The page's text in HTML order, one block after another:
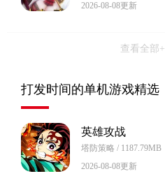
2026-08-08更新
查看全部+
打发时间的单机游戏精选
英雄攻战
塔防策略 / 1187.79MB
2026-08-08更新